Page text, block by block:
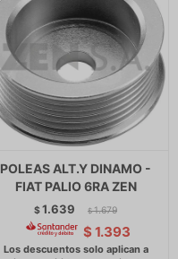
POLEAS ALT.Y DINAMO -
FIAT PALIO 6RA ZEN
$1.639 $ 1.679
$ 1.393